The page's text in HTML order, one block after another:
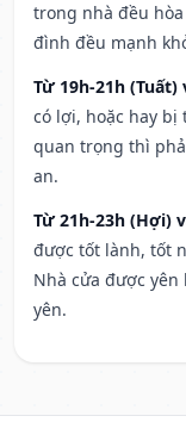
trong nhà đều
đình đều mạnh
Từ 19h-21h
có lợi, hoặc hay bị
quan trọng thì
an.
Từ 21h-23h (Hợi)
được tốt lành, tốt
Nhà cửa được
yên.